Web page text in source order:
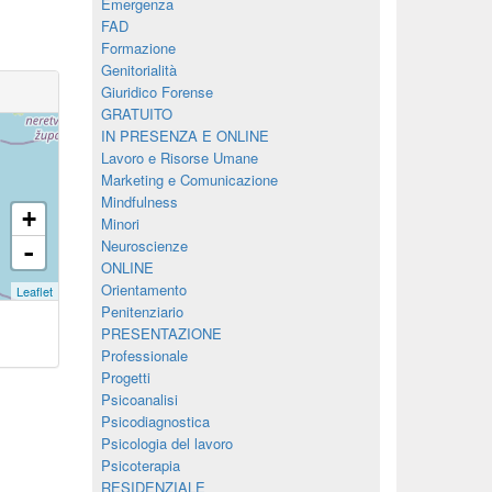
+
-
Leaflet
FAD
Formazione
Genitorialità
Giuridico Forense
GRATUITO
IN PRESENZA E ONLINE
Lavoro e Risorse Umane
Marketing e Comunicazione
Mindfulness
Minori
Neuroscienze
ONLINE
Orientamento
Penitenziario
PRESENTAZIONE
Professionale
Progetti
Psicoanalisi
Psicodiagnostica
Psicologia del lavoro
Psicoterapia
RESIDENZIALE